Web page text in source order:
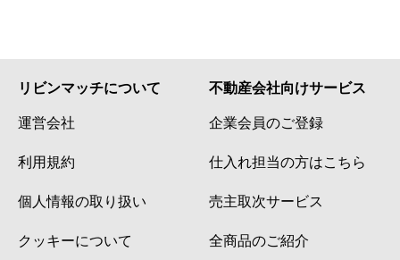
リビンマッチについて
運営会社
利用規約
個人情報の取り扱い
クッキーについて
不動産会社向けサービス
企業会員のご登録
仕入れ担当の方はこちら
売主取次サービス
全商品のご紹介